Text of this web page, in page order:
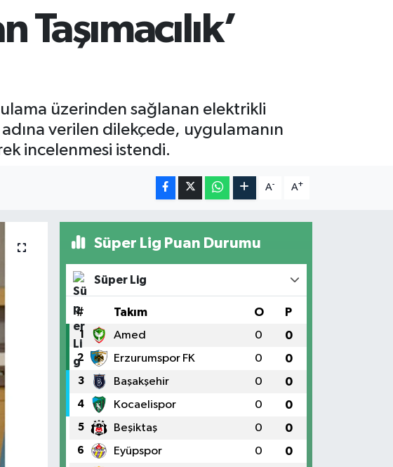
üzerinden sağlanan elektrikli
verilen dilekçede, uygulamanın
incelenmesi istendi.
A- A+
Süper Lig Puan Durumu
Süper Lig
# Takım O P
1 Amed 0 0
2 Erzurumspor FK 0 0
3 Başakşehir 0 0
4 Kocaelispor 0 0
5 Beşiktaş 0 0
6 Eyüpspor 0 0